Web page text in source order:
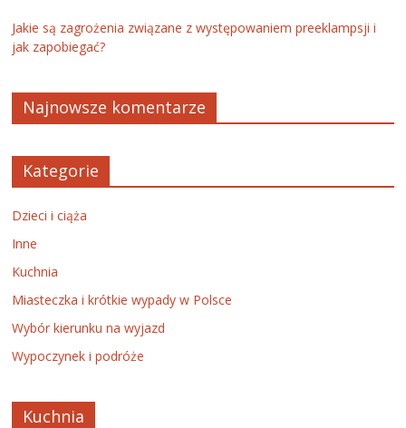
Jakie są zagrożenia związane z występowaniem preeklampsji i
jak zapobiegać?
Najnowsze komentarze
Kategorie
Dzieci i ciąża
Inne
Kuchnia
Miasteczka i krótkie wypady w Polsce
Wybór kierunku na wyjazd
Wypoczynek i podróże
Kuchnia